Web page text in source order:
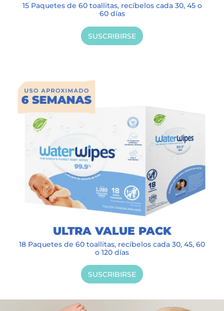
15 Paquetes de 60 toallitas, recíbelos cada 30, 45 o
60 días
SUSCRIBIRSE
ULTRA VALUE PACK
18 Paquetes de 60 toallitas, recíbelos cada 30, 45, 60
o 120 días
SUSCRIBIRSE